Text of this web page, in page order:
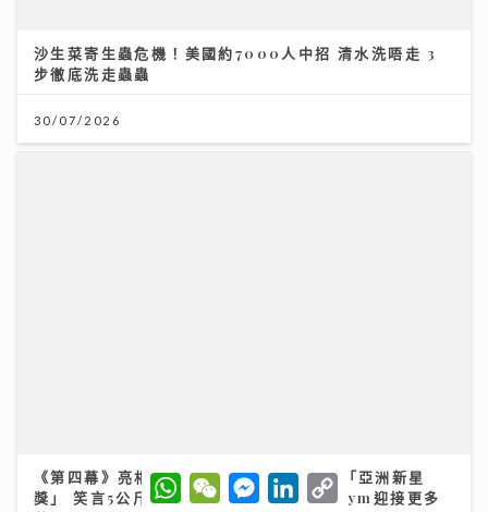
沙生菜寄生蟲危機！美國約7000人中招 清水洗唔走 3
步徹底洗走蟲蟲
30/07/2026
《第四幕》亮相紐約亞洲電影節 袁澧林奪「亞洲新星
獎」 笑言5公斤獎座「份量十足」：要操Gym迎接更多
W
h
W
e
M
e
L
C
o